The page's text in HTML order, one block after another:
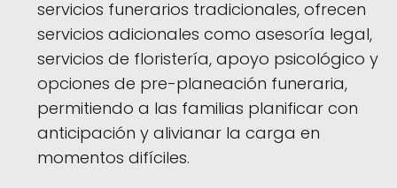
servicios funerarios tradicionales, ofrecen
servicios adicionales como asesoría legal,
servicios de floristería, apoyo psicológico y
opciones de pre-planeación funeraria,
permitiendo a las familias planificar con
anticipación y alivianar la carga en
momentos difíciles.